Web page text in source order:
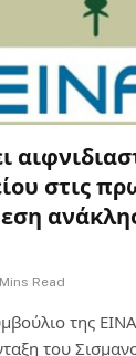
στις
Read
της
του